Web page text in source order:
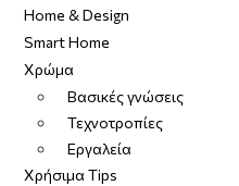
Home & Design
Smart Home
Χρώμα
Βασικές γνώσεις
Τεχνοτροπίες
Εργαλεία
Χρήσιμα Tips